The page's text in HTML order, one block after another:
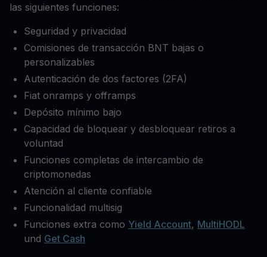
las siguientes funciones:
Seguridad y privacidad
Comisiones de transacción BNT bajas o
personalizables
Autenticación de dos factores (2FA)
Fiat onramps y offramps
Depósito mínimo bajo
Capacidad de bloquear y desbloquear retiros a
voluntad
Funciones completas de intercambio de
criptomonedas
Atención al cliente confiable
Funcionalidad multisig
Funciones extra como Yield Account, MultiHODL
und Get Cash